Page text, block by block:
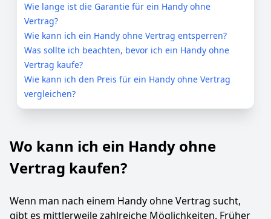
Wie lange ist die Garantie für ein Handy ohne
Vertrag?
Wie kann ich ein Handy ohne Vertrag entsperren?
Was sollte ich beachten, bevor ich ein Handy ohne
Vertrag kaufe?
Wie kann ich den Preis für ein Handy ohne Vertrag
vergleichen?
Wo kann ich ein Handy ohne
Vertrag kaufen?
Wenn man nach einem Handy ohne Vertrag sucht,
gibt es mittlerweile zahlreiche Möglichkeiten. Früher